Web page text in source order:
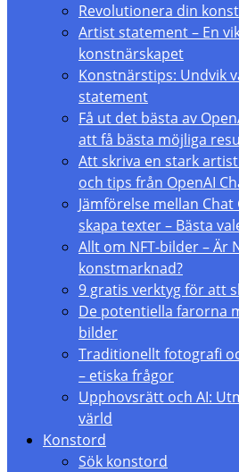
Revolutionera din
Artist statement – En
konstnärskapet
Konstnärstips: Undvik
statement
Få ut det bästa av
att få bästa möjliga
Att skriva en stark
och tips från OpenAI
Jämförelse mellan
skapa texter – Bästa
Allt om NFT-bilder – Är
konstmarknad?
9 gratis verktyg för att
De potentiella farorna
bilder
Traditionellt fotografi
– etiska frågor
Upphovsrätt och AI:
värld
Konstord
Sök konstord